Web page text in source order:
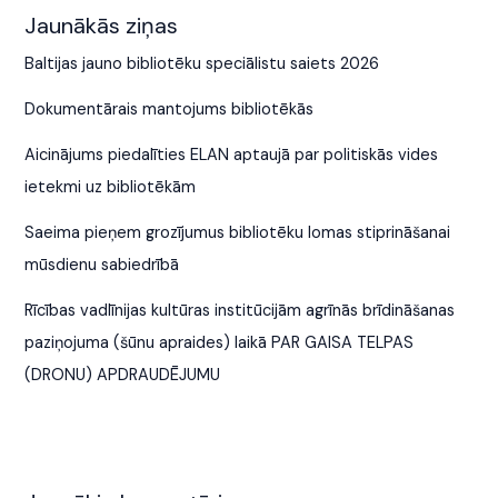
Jaunākās ziņas
Baltijas jauno bibliotēku speciālistu saiets 2026
Dokumentārais mantojums bibliotēkās
Aicinājums piedalīties ELAN aptaujā par politiskās vides
ietekmi uz bibliotēkām
Saeima pieņem grozījumus bibliotēku lomas stiprināšanai
mūsdienu sabiedrībā
Rīcības vadlīnijas kultūras institūcijām agrīnās brīdināšanas
paziņojuma (šūnu apraides) laikā PAR GAISA TELPAS
(DRONU) APDRAUDĒJUMU